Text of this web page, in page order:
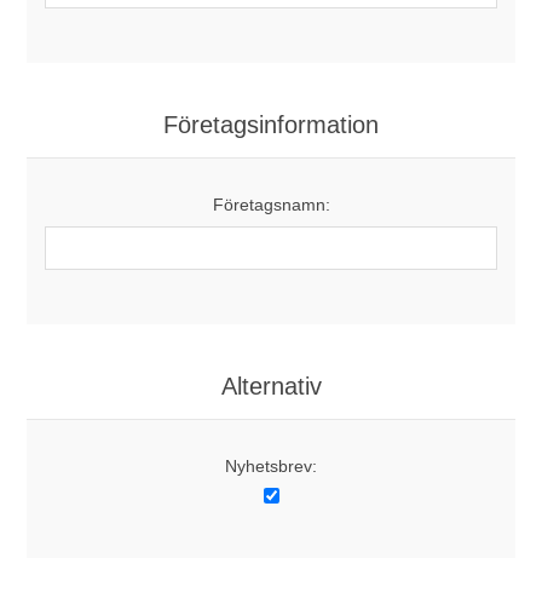
Företagsinformation
Företagsnamn:
Alternativ
Nyhetsbrev: